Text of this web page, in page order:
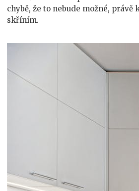
chybě, že to nebude možné, právě
skříním.